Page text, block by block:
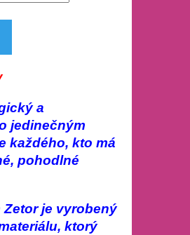
a
jedinečným
každého, kto má
pohodlné
je vyrobený
ktorý